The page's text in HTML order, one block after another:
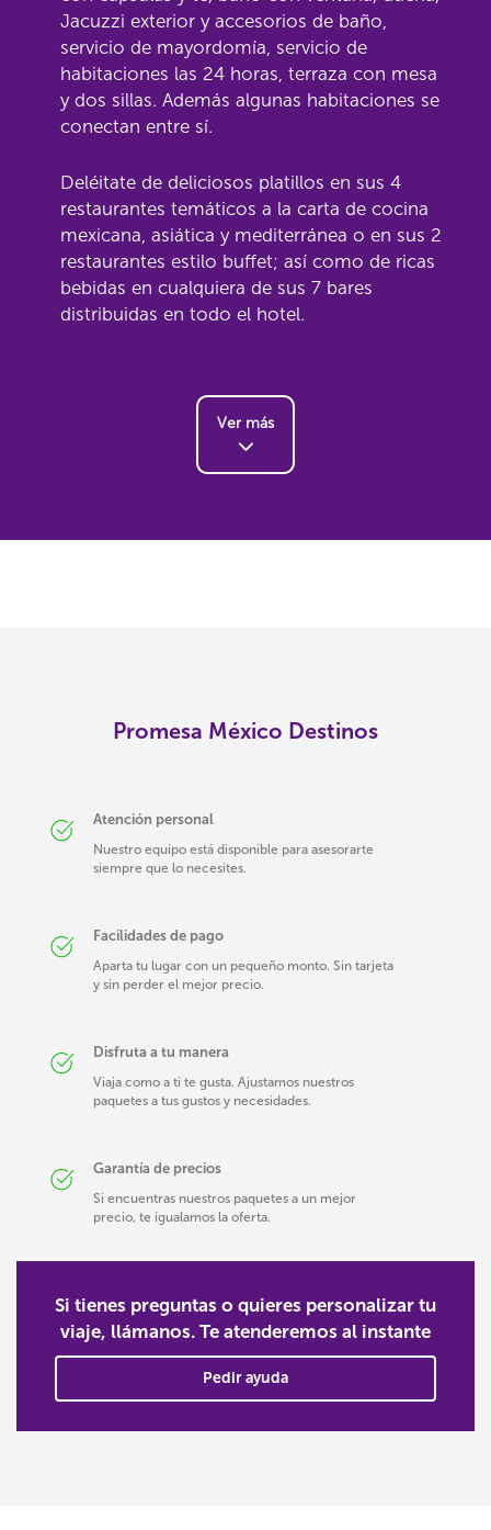
Jacuzzi exterior y accesorios de baño,
servicio de mayordomía, servicio de
habitaciones las 24 horas, terraza con mesa
y dos sillas. Además algunas habitaciones se
conectan entre sí.
Deléitate de deliciosos platillos en sus 4
restaurantes temáticos a la carta de cocina
mexicana, asiática y mediterránea o en sus 2
restaurantes estilo buffet; así como de ricas
bebidas en cualquiera de sus 7 bares
distribuidas en todo el hotel.
Ver más
Promesa México Destinos
Atención personal
Nuestro equipo está disponible para asesorarte
siempre que lo necesites.
Facilidades de pago
Aparta tu lugar con un pequeño monto. Sin tarjeta
y sin perder el mejor precio.
Disfruta a tu manera
Viaja como a ti te gusta. Ajustamos nuestros
paquetes a tus gustos y necesidades.
Garantía de precios
Si encuentras nuestros paquetes a un mejor
precio, te igualamos la oferta.
Si tienes preguntas o quieres personalizar tu
viaje, llámanos. Te atenderemos al instante
Pedir ayuda